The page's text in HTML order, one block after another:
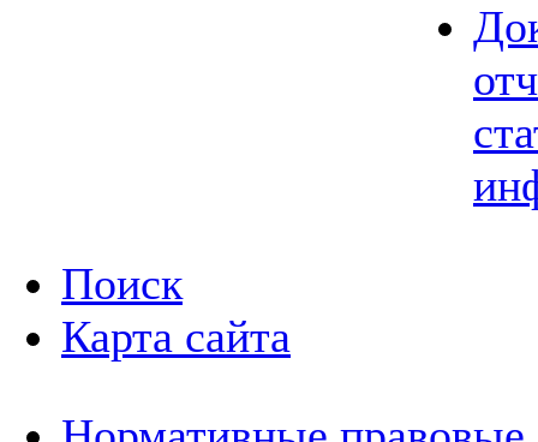
Поиск
Карта сайта